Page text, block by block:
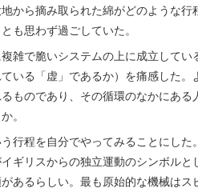
から摘み取られた綿がどのような行
も思わず過ごしていた。
雑で脆いシステムの上に成立してい
いる「虚」であるか）を痛感した。
ものであり、その循環のなかにある
。
行程を自分でやってみることにした
ギリスからの独立運動のシンボルと
あるらしい。最も原始的な機械はス